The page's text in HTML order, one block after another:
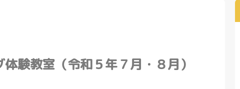
験教室（令和５年７月・８月）